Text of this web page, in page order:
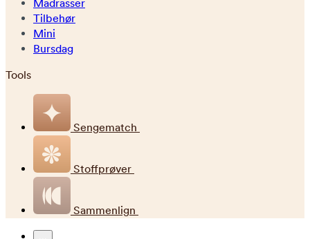
Madrasser
Tilbehør
Mini
Bursdag
Tools
Sengematch
Stoffprøver
Sammenlign